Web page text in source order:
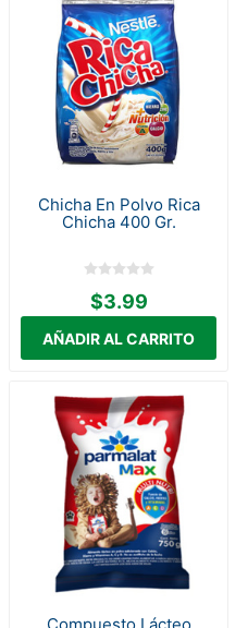
Chicha En Polvo Rica
Chicha 400 Gr.
$3.99